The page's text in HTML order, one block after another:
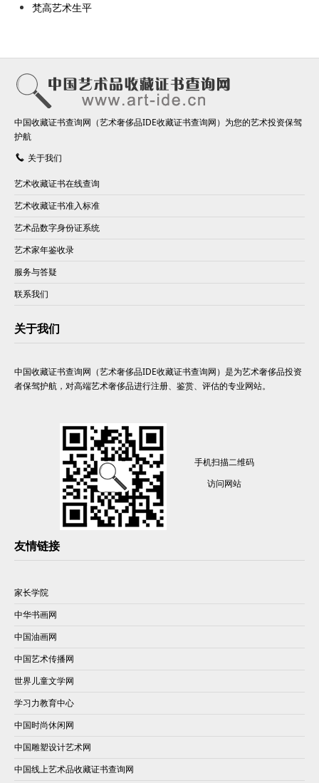
梵高艺术生平
中国收藏证书查询网（艺术奢侈品IDE收藏证书查询网）为您的艺术投资保驾
护航
关于我们
艺术收藏证书在线查询
艺术收藏证书准入标准
艺术品数字身份证系统
艺术家年鉴收录
服务与答疑
联系我们
关于我们
中国收藏证书查询网（艺术奢侈品IDE收藏证书查询网）是为艺术奢侈品投资
者保驾护航，对高端艺术奢侈品进行注册、鉴赏、评估的专业网站。
手机扫描二维码
访问网站
友情链接
家长学院
中华书画网
中国油画网
中国艺术传播网
世界儿童文学网
学习力教育中心
中国时尚休闲网
中国雕塑设计艺术网
中国线上艺术品收藏证书查询网